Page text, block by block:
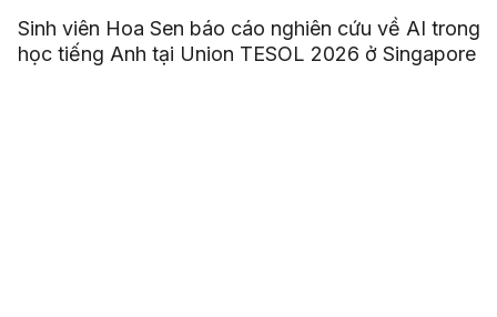
Sinh viên Hoa Sen báo cáo nghiên cứu về AI trong
học tiếng Anh tại Union TESOL 2026 ở Singapore